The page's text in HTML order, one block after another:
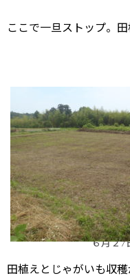
ここで一旦ストップ。田
６月２7
田植えとじゃがいも収